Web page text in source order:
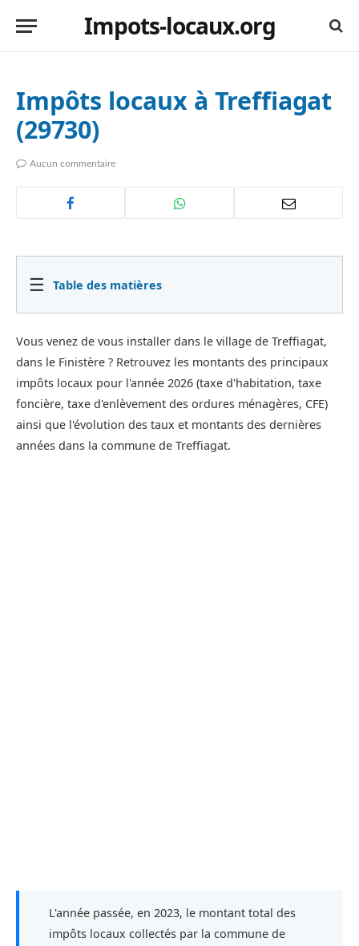
Impots-locaux.org
Impôts locaux à Treffiagat
(29730)
Aucun commentaire
☰ Table des matières
Vous venez de vous installer dans le village de Treffiagat,
dans le Finistère ? Retrouvez les montants des principaux
impôts locaux pour l'année 2026 (taxe d'habitation, taxe
foncière, taxe d'enlèvement des ordures ménagères, CFE)
ainsi que l'évolution des taux et montants des dernières
années dans la commune de Treffiagat.
L'année passée, en 2023, le montant total des
impôts locaux collectés par la commune de